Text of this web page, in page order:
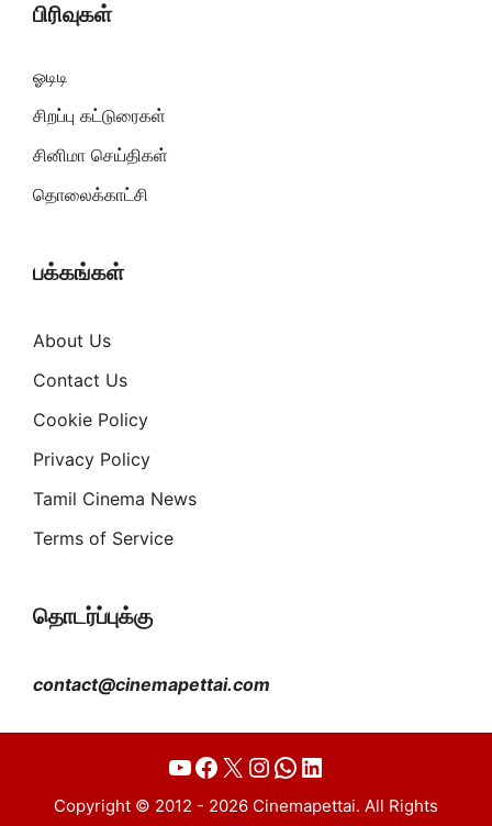
பிரிவுகள்
ஓடிடி
சிறப்பு கட்டுரைகள்
சினிமா செய்திகள்
தொலைக்காட்சி
பக்கங்கள்
About Us
Contact Us
Cookie Policy
Privacy Policy
Tamil Cinema News
Terms of Service
தொடர்ப்புக்கு
contact@cinemapettai.com
YouTube
Facebook
X Instagram
WhatsApp
LinkedIn
Copyright © 2012 - 2026 Cinemapettai. All Rights